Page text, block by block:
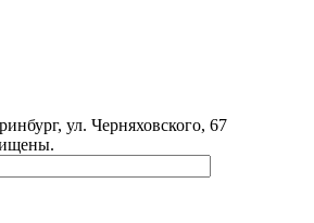
ул. Черняховского, 67